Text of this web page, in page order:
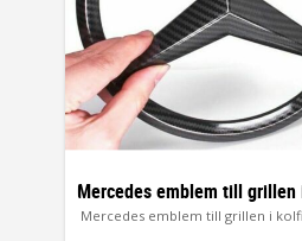
Mercedes emblem till grillen i